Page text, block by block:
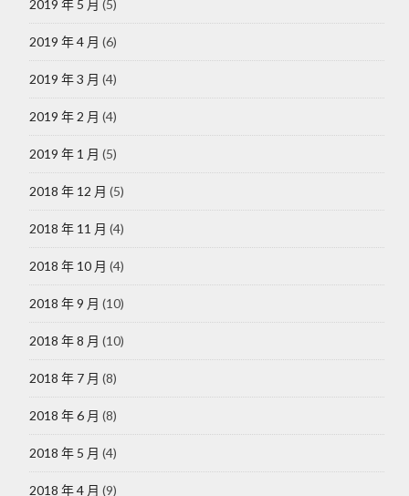
2019 年 5 月 (5)
2019 年 4 月 (6)
2019 年 3 月 (4)
2019 年 2 月 (4)
2019 年 1 月 (5)
2018 年 12 月 (5)
2018 年 11 月 (4)
2018 年 10 月 (4)
2018 年 9 月 (10)
2018 年 8 月 (10)
2018 年 7 月 (8)
2018 年 6 月 (8)
2018 年 5 月 (4)
2018 年 4 月 (9)